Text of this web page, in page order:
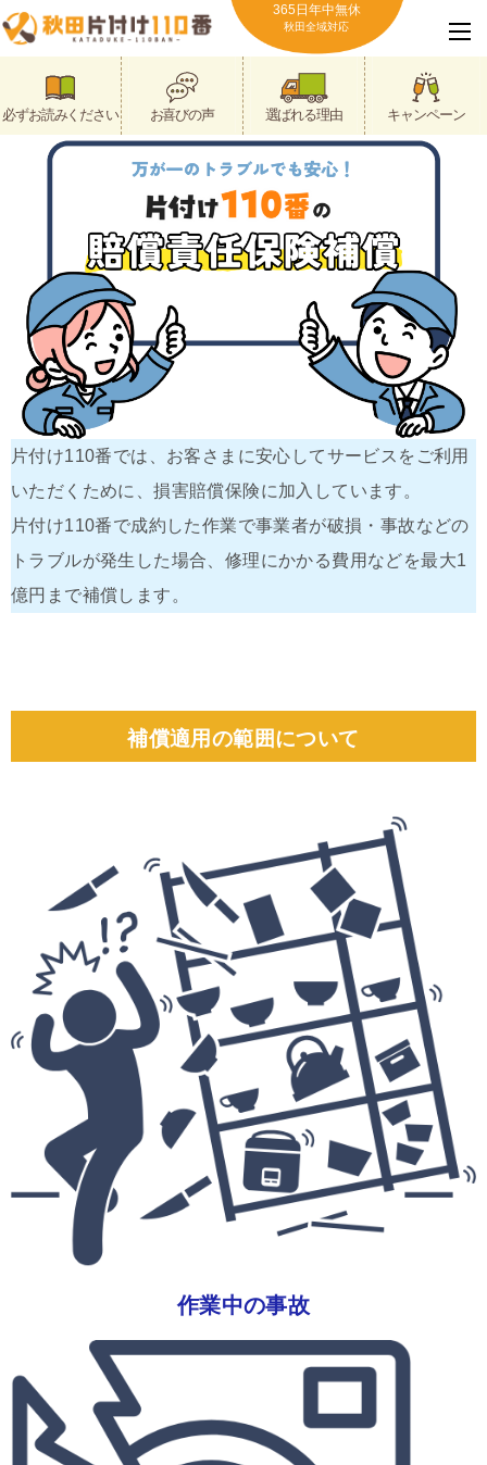
365日年中無休
秋田全域対応
必ずお読みください お喜びの声 選ばれる理由 キャンペーン
片付け110番では、お客さまに安心してサービスをご利用
いただくために、損害賠償保険に加入しています。
片付け110番で成約した作業で事業者が破損・事故などの
トラブルが発生した場合、修理にかかる費用などを最大1
億円まで補償します。
補償適用の範囲について
作業中の事故